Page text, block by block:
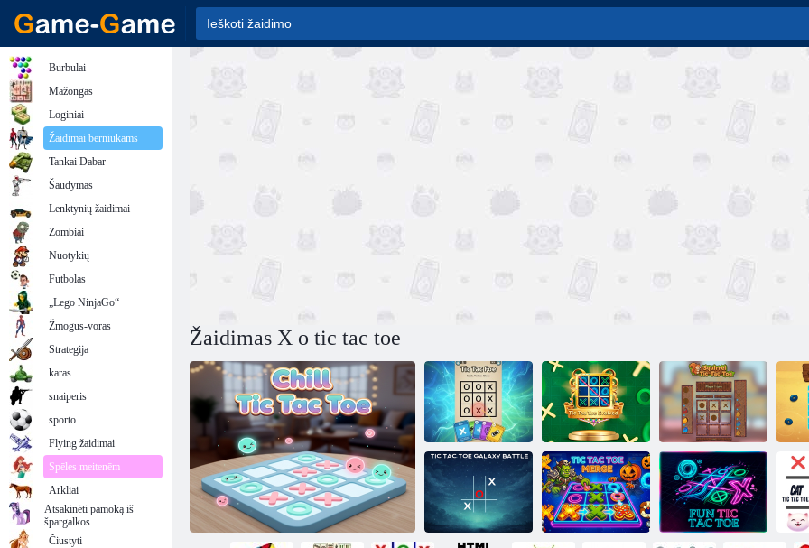
Žaidimas X o tic tac toe
Tic Tac priešas
Tic Tac Toe
išsivystė
Voverė Tic Tac
Toe
Burbulai
Mažongas
Loginiai
Žaidimai berniukams
Tankai Dabar
Šaudymas
Lenktynių žaidimai
Zombiai
Nuotykių
Futbolas
„Lego NinjaGo“
Žmogus-voras
Strategija
karas
snaiperis
sporto
Flying žaidimai
Spēles meitenēm
Arkliai
Atsakinėti pamoką iš
špargalkos
Čiustyti